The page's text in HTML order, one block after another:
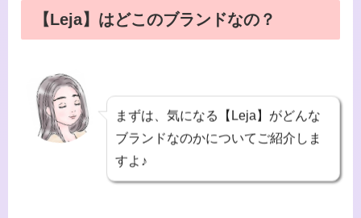
【Leja】はどこのブランドなの？
まずは、気になる【Leja】がどんな
ブランドなのかについてご紹介しま
すよ♪